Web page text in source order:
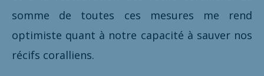
somme de toutes ces mesures me rend
optimiste quant à notre capacité à sauver nos
récifs coralliens.